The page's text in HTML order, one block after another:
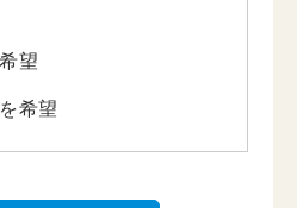
望
希望